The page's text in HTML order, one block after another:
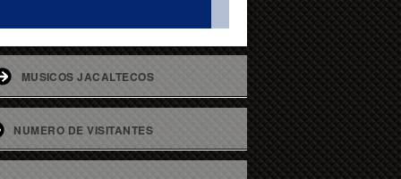
MUSICOS JACALTECOS
NUMERO DE VISITANTES